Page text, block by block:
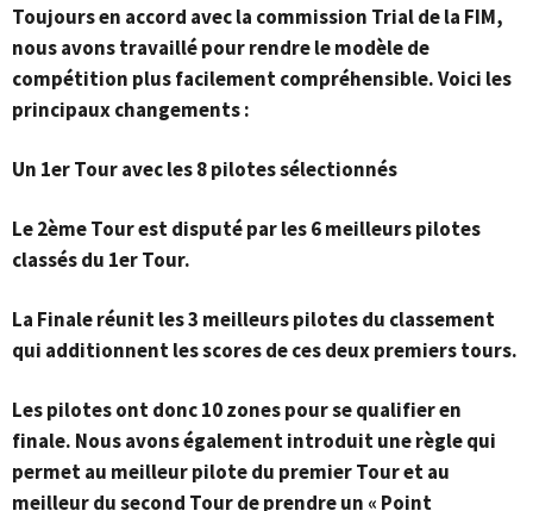
Toujours en accord avec la commission Trial de la FIM,
nous avons travaillé pour rendre le modèle de
compétition plus facilement compréhensible. Voici les
principaux changements :
Un 1er Tour avec les 8 pilotes sélectionnés
Le 2ème Tour est disputé par les 6 meilleurs pilotes
classés du 1er Tour.
La Finale réunit les 3 meilleurs pilotes du classement
qui additionnent les scores de ces deux premiers tours.
Les pilotes ont donc 10 zones pour se qualifier en
finale. Nous avons également introduit une règle qui
permet au meilleur pilote du premier Tour et au
meilleur du second Tour de prendre un « Point